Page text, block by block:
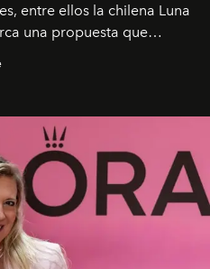
entre ellos la chilena Luna
una propuesta que